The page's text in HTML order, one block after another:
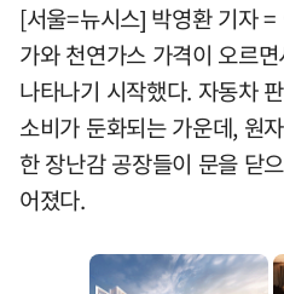
[서울=뉴시스] 박영환 기자
가와 천연가스 가격이 오르
나타나기 시작했다. 자동차
소비가 둔화되는 가운데, 원
한 장난감 공장들이 문을 닫
어졌다.